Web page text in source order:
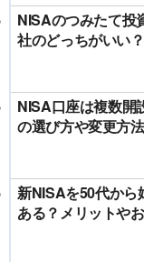
NISAのつみたて投
社のどっちがいい
NISA口座は複数開
の選び方や変更方
新NISAを50代から
ある？メリットや